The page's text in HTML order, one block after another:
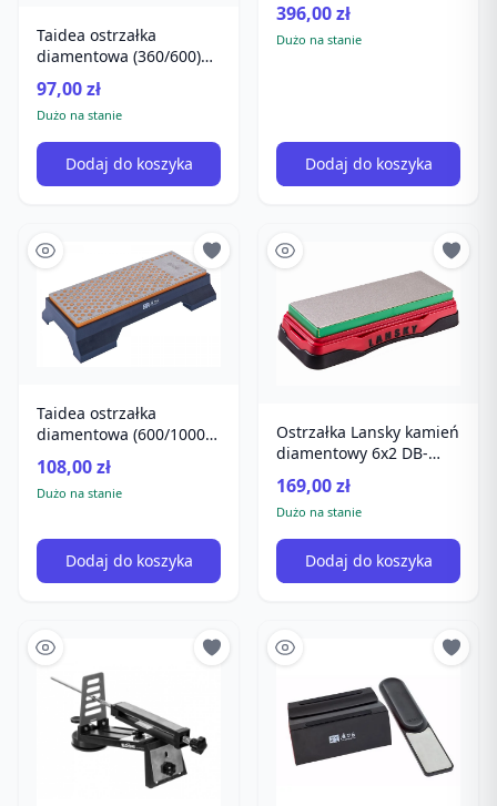
Taidea ostrzałka
diamentowa (360/600)
97,00 zł
Dużo na stanie
Dodaj do koszyka
396,00 zł
Dużo na stanie
Dodaj do koszyka
Taidea ostrzałka
diamentowa (600/1000)
108,00 zł
Dużo na stanie
Dodaj do koszyka
Ostrzałka Lansky kamień
diamentowy 6x2 DB-
noży Kuchennyc
169,00 zł
Dużo na stanie
Dodaj do koszyka